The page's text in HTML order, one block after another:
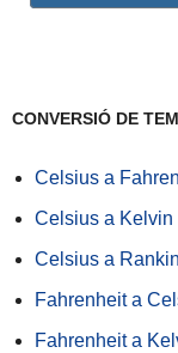
CONVERSIÓ DE
Celsius a
Celsius a Kelvin
Celsius a
Fahrenheit a
Fahrenheit a